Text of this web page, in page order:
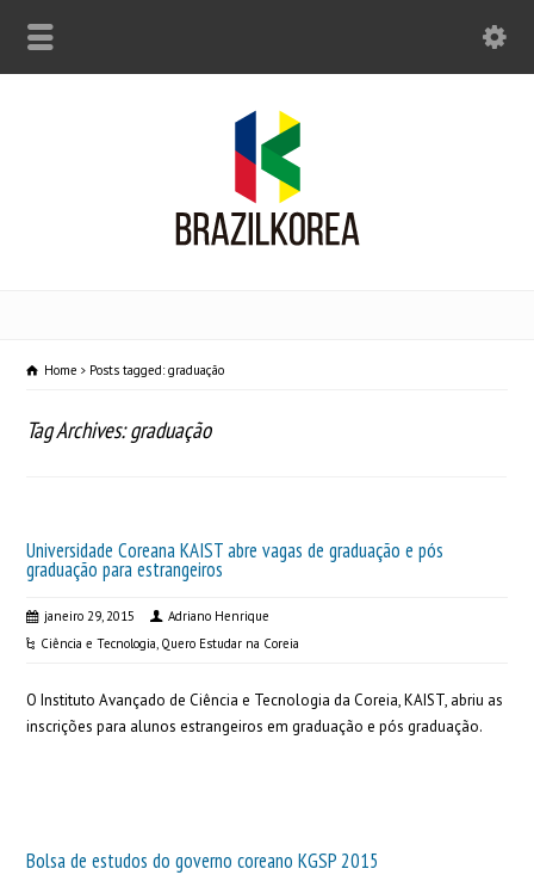
Home Posts tagged: graduação
Tag Archives: graduação
Universidade Coreana KAIST abre vagas de graduação e pós
graduação para estrangeiros
janeiro 29, 2015
Adriano Henrique
Ciência e Tecnologia, Quero Estudar na Coreia
O Instituto Avançado de Ciência e Tecnologia da Coreia, KAIST, abriu as
inscrições para alunos estrangeiros em graduação e pós graduação.
Bolsa de estudos do governo coreano KGSP 2015